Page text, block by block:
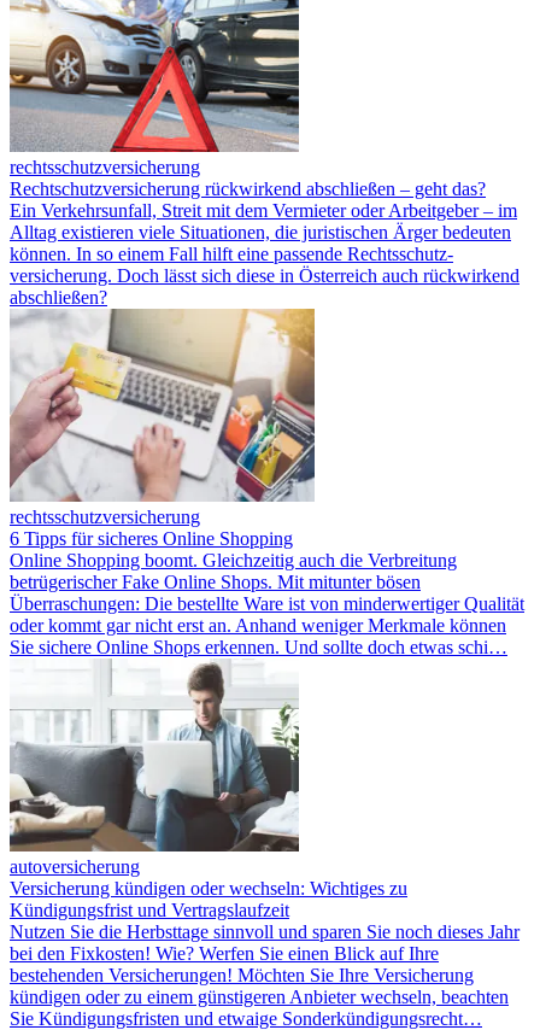
rechtsschutzversicherung
Rechtschutzversicherung rückwirkend abschließen – geht das?
Ein Verkehrsunfall, Streit mit dem Vermieter oder Arbeitgeber – im
Alltag existieren viele Situationen, die juristischen Ärger bedeuten
können. In so einem Fall hilft eine passende Rechtsschutz­
versicherung. Doch lässt sich diese in Österreich auch rückwirkend
abschließen?
rechtsschutzversicherung
6 Tipps für sicheres Online Shopping
Online Shopping boomt. Gleichzeitig auch die Verbreitung
betrügerischer Fake Online Shops. Mit mitunter bösen
Überraschungen: Die bestellte Ware ist von minderwertiger Qualität
oder kommt gar nicht erst an. Anhand weniger Merkmale können
Sie sichere Online Shops erkennen. Und sollte doch etwas schi…
autoversicherung
Versicherung kündigen oder wechseln: Wichtiges zu
Kündigungsfrist und Vertragslaufzeit
Nutzen Sie die Herbsttage sinnvoll und sparen Sie noch dieses Jahr
bei den Fixkosten! Wie? Werfen Sie einen Blick auf Ihre
bestehenden Versicherungen! Möchten Sie Ihre Versicherung
kündigen oder zu einem günstigeren Anbieter wechseln, beachten
Sie Kündigungsfristen und etwaige Sonderkündigungsrecht…